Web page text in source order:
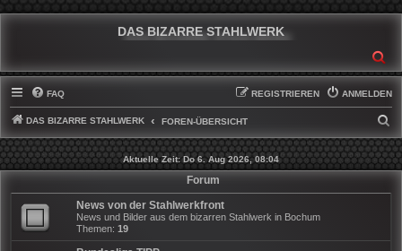
DAS BIZARRE STAHLWERK
FAQ ANMELDEN
REGISTRIEREN
DAS BIZARRE STAHLWERK FOREN-ÜBERSICHT
U
C
Aktuelle Zeit: Do 6. Aug 2026, 08:04
Forum
News von der Stahlwerkfront
News und Bilder aus dem bizarren Stahlwerk in Bochum
Themen: 19